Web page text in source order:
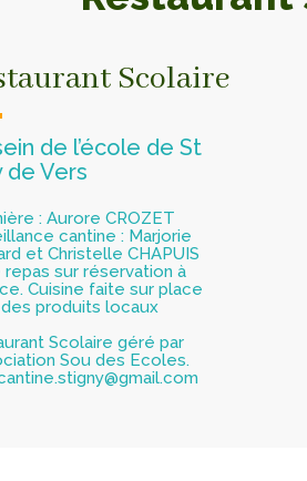
Scolaire
de l’école de St
de Vers
: Aurore CROZET
cantine : Marjorie
et Christelle CHAPUIS
sur réservation à
Cuisine faite sur place
produits locaux
Scolaire géré par
Sou des Ecoles.